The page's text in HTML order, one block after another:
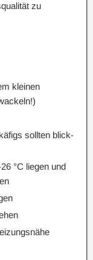
zu
kleinen
sollten blick-
°C liegen und